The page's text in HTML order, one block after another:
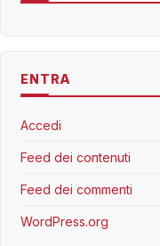
ENTRA
Accedi
Feed dei contenuti
Feed dei commenti
WordPress.org